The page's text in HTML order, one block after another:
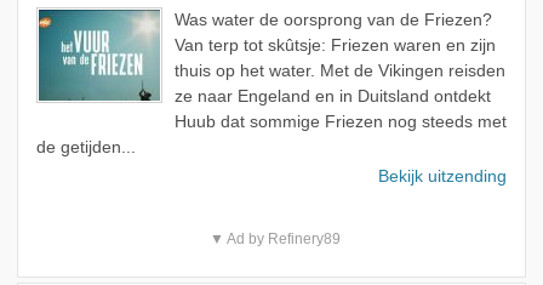
Was water de oorsprong van de Friezen?
Van terp tot skûtsje: Friezen waren en zijn
thuis op het water. Met de Vikingen reisden
ze naar Engeland en in Duitsland ontdekt
Huub dat sommige Friezen nog steeds met
de getijden...
Bekijk uitzending
▼ Ad by Refinery89